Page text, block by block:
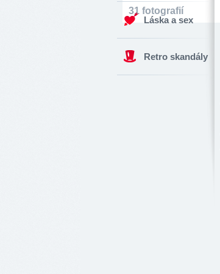
Láska a sex
Retro skandály
31 fotografií